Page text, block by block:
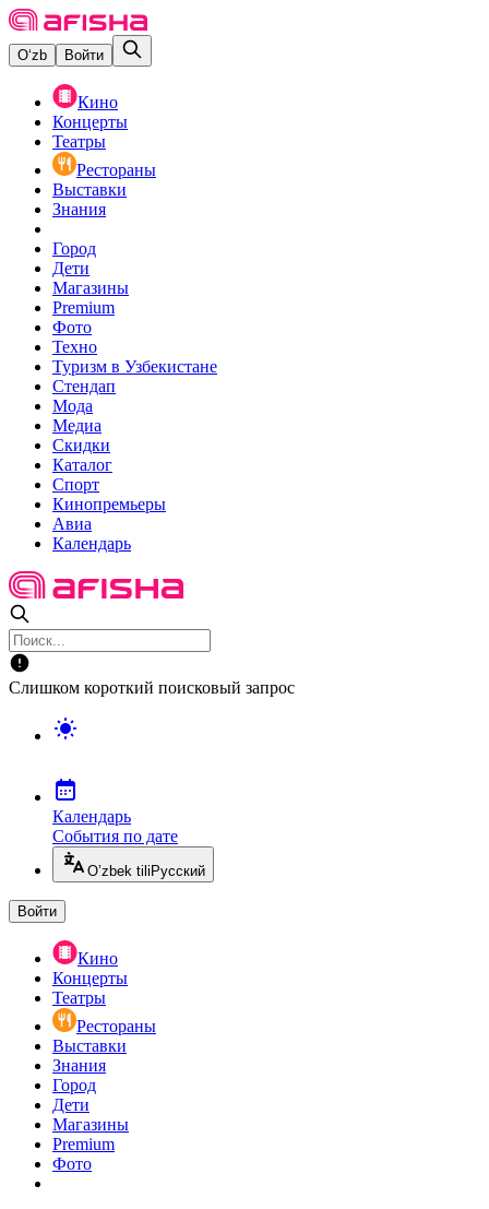
O‘zb Войти
Кино
Концерты
Театры
Рестораны
Выставки
Знания
Город
Дети
Магазины
Premium
Фото
Техно
Туризм в Узбекистане
Стендап
Мода
Медиа
Скидки
Каталог
Спорт
Кинопремьеры
Авиа
Календарь
Слишком короткий поисковый запрос
Календарь
События по дате
O’zbek tili Русский
Войти
Кино
Концерты
Театры
Рестораны
Выставки
Знания
Город
Дети
Магазины
Premium
Фото